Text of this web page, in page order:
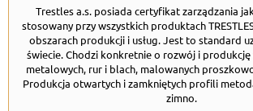
Trestles a.s. posiada certyfikat zarządzania
stosowany przy wszystkich produktach
obszarach produkcji i usług. Jest to standard
świecie. Chodzi konkretnie o rozwój i
metalowych, rur i blach, malowanych
Produkcja otwartych i zamkniętych profili
zimno.